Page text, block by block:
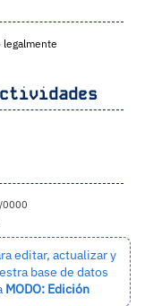
editar, actualizar y
base de datos
MODO: Edición